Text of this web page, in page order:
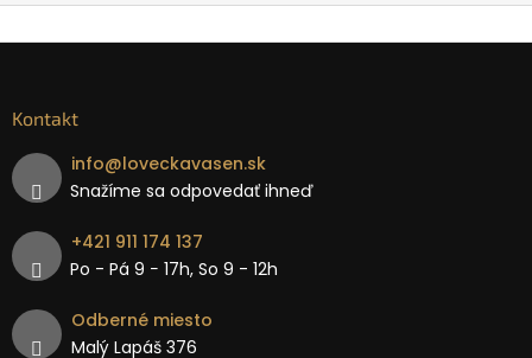
Kontakt
info@loveckavasen.sk
Snažíme sa odpovedať ihneď
+421 911 174 137
Po - Pá 9 − 17h, So 9 - 12h
Odberné miesto
Malý Lapáš 376